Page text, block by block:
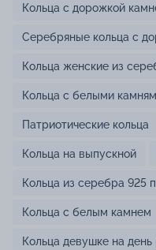
Кольца с дорожкой
Серебряные кольца с
Кольца женские из
Кольца с белыми
Патриотические кольца
Кольца на выпускной
Кольца из серебра 925
Кольца с белым камнем
Кольца девушке на